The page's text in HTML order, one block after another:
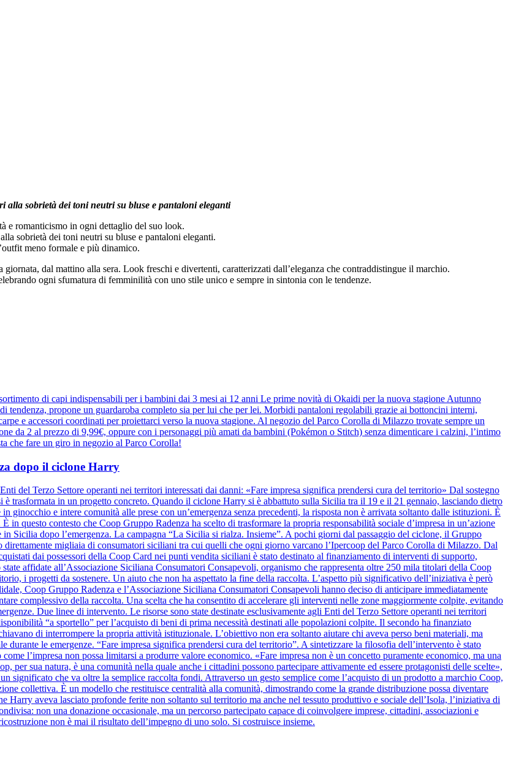
sobrietà dei toni neutri su bluse e pantaloni eleganti
e romanticismo in ogni dettaglio del suo look.
sobrietà dei toni neutri su bluse e pantaloni eleganti.
meno formale e più dinamico.
dal mattino alla sera. Look freschi e divertenti, caratterizzati dall’eleganza che contraddistingue il marchio.
ogni sfumatura di femminilità con uno stile unico e sempre in sintonia con le tendenze.
di capi indispensabili per i bambini dai 3 mesi ai 12 anni Le prime novità di Okaidi per la nuova stagione Autunno
tendenza, propone un guardaroba completo sia per lui che per lei. Morbidi pantaloni regolabili grazie ai bottoncini interni,
e accessori coordinati per proiettarci verso la nuova stagione. Al negozio del Parco Corolla di Milazzo trovate sempre un
da 2 al prezzo di 9,99€, oppure con i personaggi più amati da bambini (Pokémon o Stitch) senza dimenticare i calzini, l’intimo
che fare un giro in negozio al Parco Corolla!
dopo il ciclone Harry
del Terzo Settore operanti nei territori interessati dai danni: «Fare impresa significa prendersi cura del territorio» Dal sostegno
trasformata in un progetto concreto. Quando il ciclone Harry si è abbattuto sulla Sicilia tra il 19 e il 21 gennaio, lasciando dietro
ginocchio e intere comunità alle prese con un’emergenza senza precedenti, la risposta non è arrivata soltanto dalle istituzioni. È
questo contesto che Coop Gruppo Radenza ha scelto di trasformare la propria responsabilità sociale d’impresa in un’azione
Sicilia dopo l’emergenza. La campagna “La Sicilia si rialza. Insieme”. A pochi giorni dal passaggio del ciclone, il Gruppo
migliaia di consumatori siciliani tra cui quelli che ogni giorno varcano l’Ipercoop del Parco Corolla di Milazzo. Dal
dai possessori della Coop Card nei punti vendita siciliani è stato destinato al finanziamento di interventi di supporto,
affidate all’Associazione Siciliana Consumatori Consapevoli, organismo che rappresenta oltre 250 mila titolari della Coop
i progetti da sostenere. Un aiuto che non ha aspettato la fine della raccolta. L’aspetto più significativo dell’iniziativa è però
Coop Gruppo Radenza e l’Associazione Siciliana Consumatori Consapevoli hanno deciso di anticipare immediatamente
complessivo della raccolta. Una scelta che ha consentito di accelerare gli interventi nelle zone maggiormente colpite, evitando
Due linee di intervento. Le risorse sono state destinate esclusivamente agli Enti del Terzo Settore operanti nei territori
“a sportello” per l’acquisto di beni di prima necessità destinati alle popolazioni colpite. Il secondo ha finanziato
di interrompere la propria attività istituzionale. L’obiettivo non era soltanto aiutare chi aveva perso beni materiali, ma
durante le emergenze. “Fare impresa significa prendersi cura del territorio”. A sintetizzare la filosofia dell’intervento è stato
l’impresa non possa limitarsi a produrre valore economico. «Fare impresa non è un concetto puramente economico, ma una
sua natura, è una comunità nella quale anche i cittadini possono partecipare attivamente ed essere protagonisti delle scelte»,
significato che va oltre la semplice raccolta fondi. Attraverso un gesto semplice come l’acquisto di un prodotto a marchio Coop,
collettiva. È un modello che restituisce centralità alla comunità, dimostrando come la grande distribuzione possa diventare
Harry aveva lasciato profonde ferite non soltanto sul territorio ma anche nel tessuto produttivo e sociale dell’Isola, l’iniziativa di
non una donazione occasionale, ma un percorso partecipato capace di coinvolgere imprese, cittadini, associazioni e
non è mai il risultato dell’impegno di uno solo. Si costruisce insieme.